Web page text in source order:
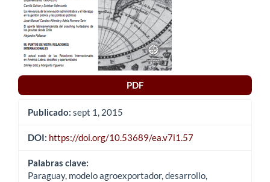
PDF
Publicado: sept 1, 2015
DOI: https://doi.org/10.53689/ea.v7i1.57
Palabras clave:
Paraguay, modelo agroexportador, desarrollo,